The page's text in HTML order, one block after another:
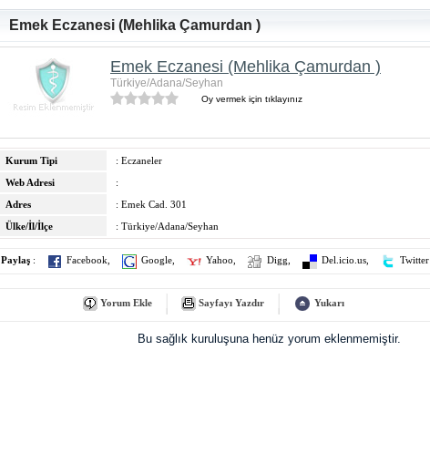
Emek Eczanesi (Mehlika Çamurdan )
Emek Eczanesi (Mehlika Çamurdan )
Türkiye/Adana/Seyhan
Oy vermek için tıklayınız
Kurum Tipi
: Eczaneler
Web Adresi
:
Adres
: Emek Cad. 301
Ülke/İl/İlçe
: Türkiye/Adana/Seyhan
Paylaş : Facebook Google Yahoo Digg Del.icio.us Twitter
Yorum Ekle Sayfayı Yazdır Yukarı
Bu sağlık kuruluşuna henüz yorum eklenmemiştir.